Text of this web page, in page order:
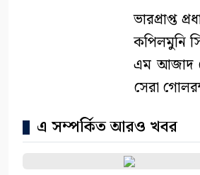
ভারপ্রাপ্ত
কপিলমুনি
এম আজাদ
সেরা
এ সম্পর্কিত আরও খবর